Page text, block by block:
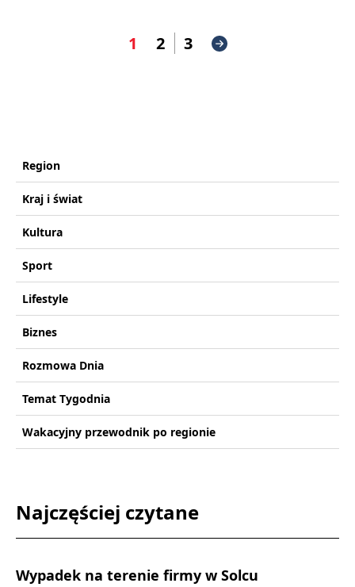
1 2 3
Region
Kraj i świat
Kultura
Sport
Lifestyle
Biznes
Rozmowa Dnia
Temat Tygodnia
Wakacyjny przewodnik po regionie
Najczęściej czytane
Wypadek na terenie firmy w Solcu